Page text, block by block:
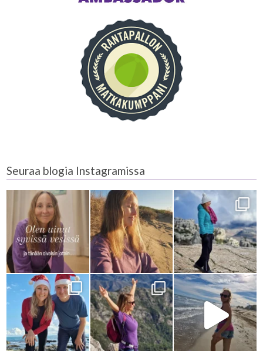
Seuraa blogia Instagramissa